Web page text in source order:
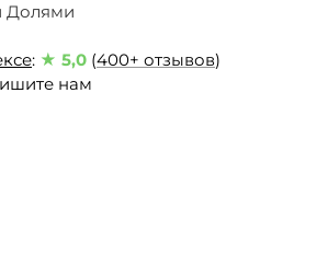
Долями
: ★ 5,0 (400+ отзывов)
нам